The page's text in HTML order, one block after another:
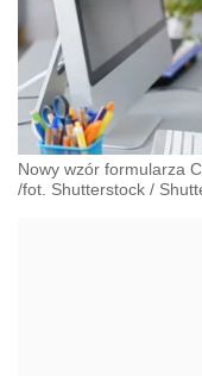
Nowy wzór formularza
/fot. Shutterstock /